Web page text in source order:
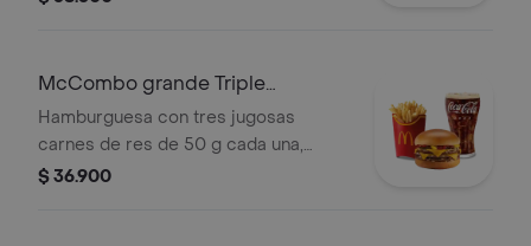
Acompañada de papas fritas grandes
y bebida grande a elección.
McCombo grande Triple
Hamburguesa con Queso
Hamburguesa con tres jugosas
carnes de res de 50 g cada una,
doble queso cheddar cremoso,
$ 36.900